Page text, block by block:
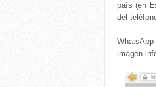
país (en
del
imagen